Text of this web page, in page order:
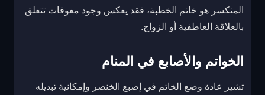
المنكسر هو خاتم الخطبة، فقد يعكس وجود معوقات تتعلق
بالعلاقة العاطفية أو الزواج.
الخواتم والأصابع في المنام
تشير عادة وضع الخاتم في إصبع الخنصر وإمكانية تبديله